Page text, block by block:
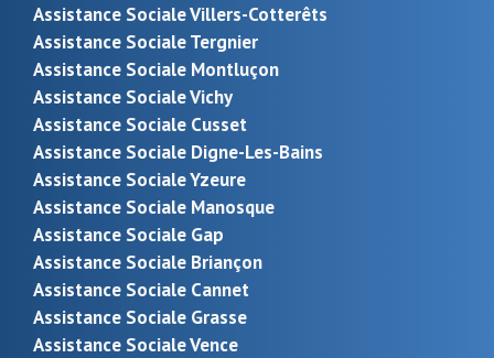
Assistance Sociale Villers-Cotterêts
Assistance Sociale Tergnier
Assistance Sociale Montluçon
Assistance Sociale Vichy
Assistance Sociale Cusset
Assistance Sociale Digne-Les-Bains
Assistance Sociale Yzeure
Assistance Sociale Manosque
Assistance Sociale Gap
Assistance Sociale Briançon
Assistance Sociale Cannet
Assistance Sociale Grasse
Assistance Sociale Vence